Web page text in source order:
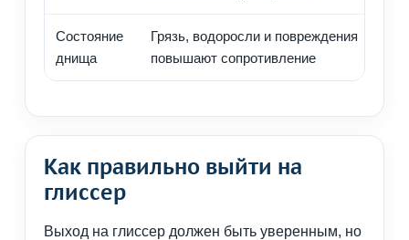
Состояние
днища
Грязь, водоросли и повреждения
повышают сопротивление
Как правильно выйти на
глиссер
Выход на глиссер должен быть уверенным, но